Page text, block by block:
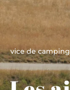
de